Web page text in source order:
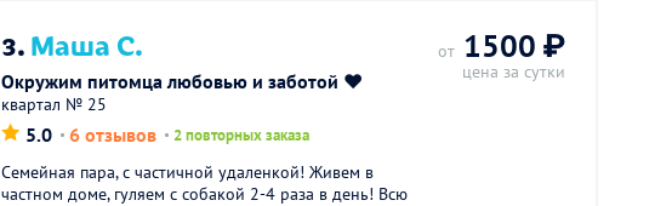
3.Маша С.
Окружим питомца любовью и заботой ♥️
квартал № 25
5.0 6 отзывов 2 повторных заказа
Семейная пара, с частичной удаленкой! Живем в
частном доме, гуляем с собакой 2-4 раза в день! Всю
от 1500 ₽
цена за сутки